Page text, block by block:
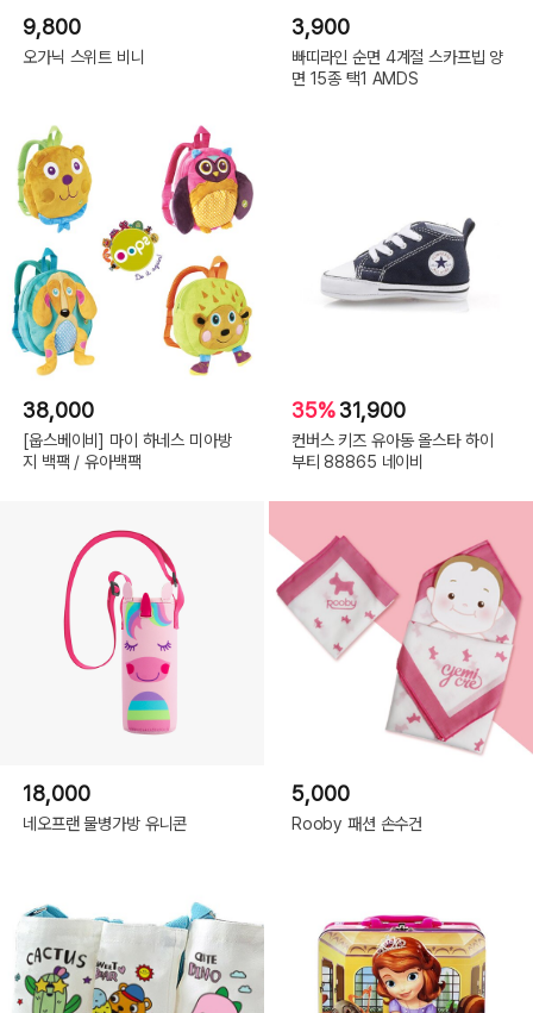
9,800
오가닉 스위트 비니
3,900
빠띠라인 순면 4계절 스카프빕 양
면 15종 택1 AMDS
38,000
[웁스베이비] 마이 하네스 미아방
지 백팩 / 유아백팩
35%31,900
컨버스 키즈 유아동 올스타 하이
부티 88865 네이비
18,000
네오프랜 물병가방 유니콘
5,000
Rooby 패션 손수건